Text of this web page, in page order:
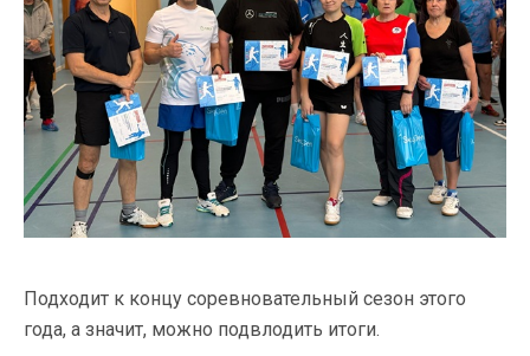
Подходит к концу соревновательный сезон этого
года, а значит, можно подвлодить итоги.